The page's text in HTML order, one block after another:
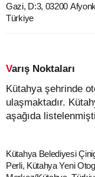
Gazi, D:3, 03200
Türkiye
Varış Noktaları
Kütahya şehrinde otobüsler 1 farklı varış noktasına
ulaşmaktadır.
aşağıda
Kütahya Belediyesi
Perli, Kütahya Yeni